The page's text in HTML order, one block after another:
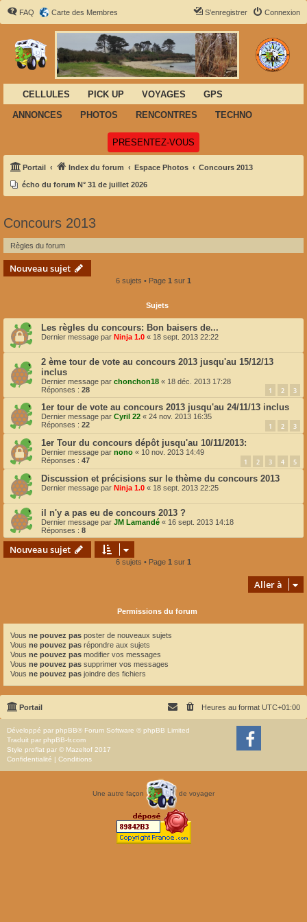
FAQ Carte des Membres Connexion
S’enregistrer
CELLULES PICK UP VOYAGES
GPS
ANNONCES
PHOTOS RENCONTRES TECHNO
PRESENTEZ-VOUS
Portail Index du forum Espace Photos Concours 2013
écho du forum N° 31 de juillet 2026
Concours 2013
Règles du forum
Nouveau sujet
6 sujets • Page 1 sur 1
Sujets
Les règles du concours: Bon baisers de...
Dernier message par Ninja 1.0 « 18 sept. 2013 22:22
2 ème tour de vote au concours 2013 jusqu'au 15/12/13
inclus
Dernier message par chonchon18 « 18 déc. 2013 17:28
Réponses : 28 1 2 3
1er tour de vote au concours 2013 jusqu'au 24/11/13 inclus
Dernier message par Cyril 22 « 24 nov. 2013 16:35
Réponses : 22 1 2 3
1er Tour du concours dépôt jusqu'au 10/11/2013:
Dernier message par nono « 10 nov. 2013 14:49
Réponses : 47 1 2 3 4 5
Discussion et précisions sur le thème du concours 2013
Dernier message par Ninja 1.0 « 18 sept. 2013 22:25
il n'y a pas eu de concours 2013 ?
Dernier message par JM Lamandé « 16 sept. 2013 14:18
Réponses : 8
Nouveau sujet
6 sujets • Page 1 sur 1
Aller à
Permissions du forum
Vous ne pouvez pas poster de nouveaux sujets
Vous ne pouvez pas répondre aux sujets
Vous ne pouvez pas modifier vos messages
Vous ne pouvez pas supprimer vos messages
Vous ne pouvez pas joindre des fichiers
Portail Heures au format UTC+01:00
Développé par phpBB® Forum Software © phpBB Limited
Traduit par phpBB-fr.com
Style proflat par © Mazeltof 2017
Confidentialité | Conditions
Une autre façon de voyager